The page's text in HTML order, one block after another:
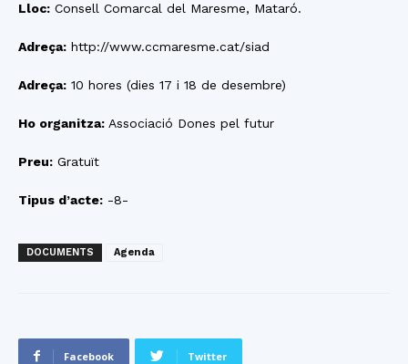
Lloc: Consell Comarcal del Maresme, Mataró.
Adreça: http://www.ccmaresme.cat/siad
Adreça: 10 hores (dies 17 i 18 de desembre)
Ho organitza: Associació Dones pel futur
Preu: Gratuït
Tipus d’acte: -8-
DOCUMENTS Agenda
Facebook Twitter